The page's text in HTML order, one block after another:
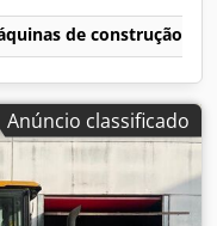
de construção
Anúncio classificado